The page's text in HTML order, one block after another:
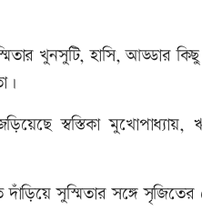
খুনসুটি, হাসি, আড্ডার
স্বস্তিকা মুখোপাধ্যায়,
সুস্মিতার সঙ্গে সৃজিতের